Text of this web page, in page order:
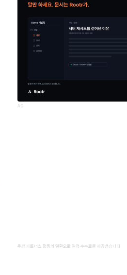
AD
쿠팡 파트너스 활동의 일환으로 일정 수수료를 제공받습니다